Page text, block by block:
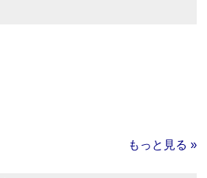
もっと見る »